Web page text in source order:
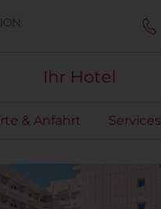
Ihr Hotel
& Anfahrt Services